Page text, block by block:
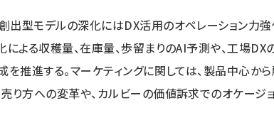
出型モデルの深化にはDX活用のオペレーション力強
による収穫量、在庫量、歩留まりのAI予測や、工場DX
を推進する。マーケティングに関しては、製品中心か
り方への変革や、カルビーの価値訴求でのオケー